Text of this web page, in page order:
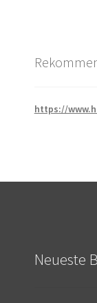
https://
Neueste